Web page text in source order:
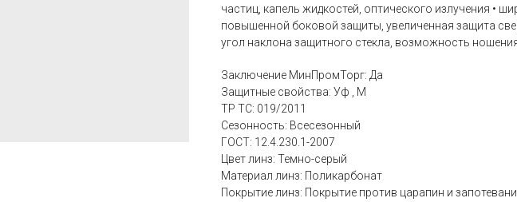
частиц, капель жидкостей, оптического излучения •
повышенной боковой защиты, увеличенная защита
угол наклона защитного стекла, возможность
Заключение МинПромТорг: Да
Защитные свойства: Уф , М
ТР ТС: 019/2011
Сезонность: Всесезонный
ГОСТ: 12.4.230.1-2007
Цвет линз: Темно-серый
Материал линз: Поликарбонат
Покрытие линз: Покрытие против царапин и